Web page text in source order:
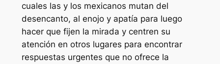
cuales las y los mexicanos mutan del
desencanto, al enojo y apatía para luego
hacer que fijen la mirada y centren su
atención en otros lugares para encontrar
respuestas urgentes que no ofrece la